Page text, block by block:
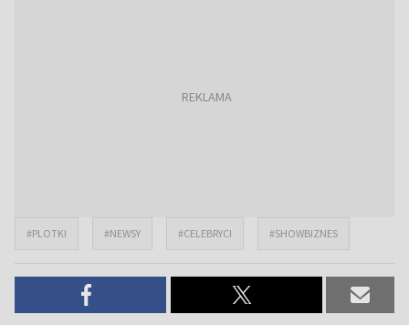
#PLOTKI #NEWSY #CELEBRYCI #SHOWBIZNES